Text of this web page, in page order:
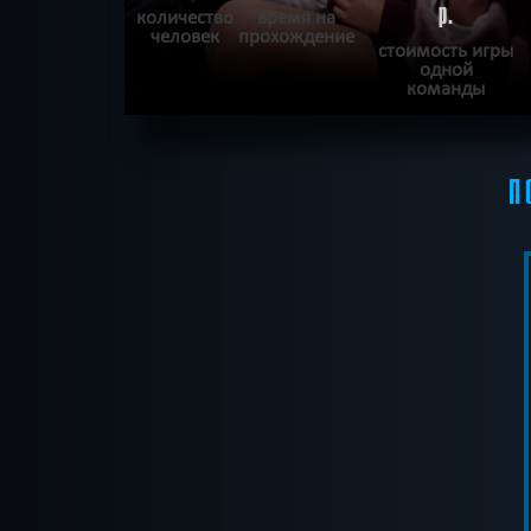
количество
человек
время на
прохождение
р.
стоимость игры
одной
команды